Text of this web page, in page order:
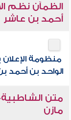
الظمآن نظم
أحمد بن عاشر
منظومة
الواحد بن أحمد
متن
مازن